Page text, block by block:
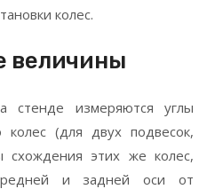
колес.
величины
стенде измеряются углы
колес (для двух подвесок,
схождения этих же колес,
и задней оси от